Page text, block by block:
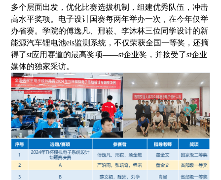
多个层面出发，优化比赛选拔机制，组建优秀队伍，冲击
高水平奖项。电子设计国赛每两年举办一次，在今年仅举
办省赛。学院的傅逸凡、邢崧、李沐林三位同学设计的新
能源汽车锂电池eis监测系统，不仅荣获全国一等奖，还摘
得了st应用赛道的最高奖项——st企业奖，并接受了st企业
媒体的独家采访。